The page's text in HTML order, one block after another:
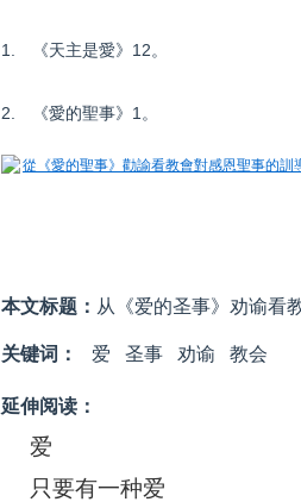
1. 《天主是愛》12。
2. 《愛的聖事》1。
從《愛的聖事》勸諭看教會對感恩聖事的訓
本文标题： 从《爱的圣事》劝谕看
关键词： 爱 圣事 劝谕 教会
延伸阅读：
爱
只要有一种爱